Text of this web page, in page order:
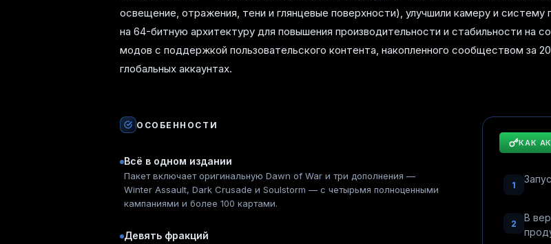
освещение, отражения, тени и глянцевые поверхности), улучшили камеру и
на 64-битную архитектуру для повышения производительности и стабильности на
модов с поддержкой пользовательского контента, накопленного сообществом за
глобальных аккаунтах.
ОСОБЕННОСТИ
Всё в одном издании
Пакет включает оригинальную Dawn of War и три дополнения —
Winter Assault, Dark Crusade и Soulstorm — с четырьмя полноценными
кампаниями и более 100 картами.
Девять фракций
КАК
1
2
В